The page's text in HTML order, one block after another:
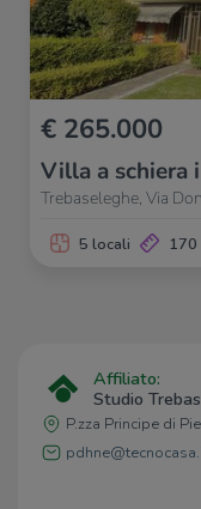
€ 265.000
Villa a schiera
Trebaseleghe, Via
5 locali 170
Affiliato:
Studio
P.zza Principe di